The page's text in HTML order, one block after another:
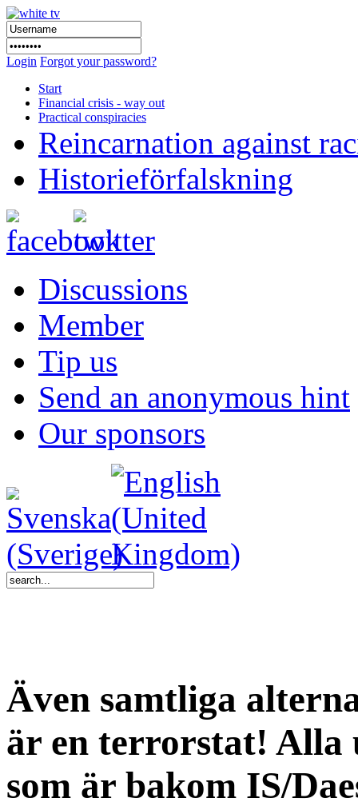
Login Forgot your password?
Start
Financial crisis - way out
Practical conspiracies
Reincarnation against
Historieförfalskning
Discussions
Member
Tip us
Send an anonymous hint
Our sponsors
Även samtliga
är en terrorstat! Alla
som är bakom IS/